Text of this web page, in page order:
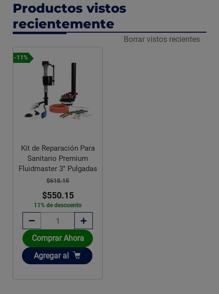
Productos vistos
recientemente
Borrar vistos recientes
-11%
Kit de Reparación Para
Sanitario Premium
Fluidmaster 3" Pulgadas
$618.15
$550.15
11% de descuento
Comprar Ahora
Añadir
Agregar al